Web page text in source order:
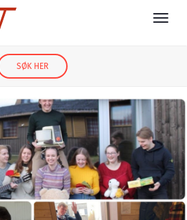
SØK HER